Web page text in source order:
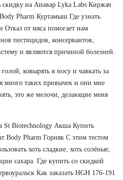
скидку на Анавар Lyka Labs Киржач
Pharm Куртамыш Где узнать
от мяса помогает нам
пестицидов, консервантов,
и являются причиной болезней.
ковырять в носу и чавкать за
много таких привычек и они мне
это же мелочи, делающие меня
St Biotechnology Акша Купить
Body Pharm Горняк С этим тестом
хоть сладкие, хоть солёные,
сахара. Где купить со скидкой
Как заказать HGH 176-191